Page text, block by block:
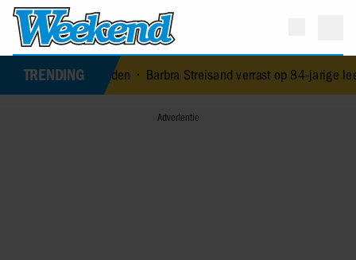
TRENDING
• Barbra Streisand verrast op 84-jarige leeftijd met